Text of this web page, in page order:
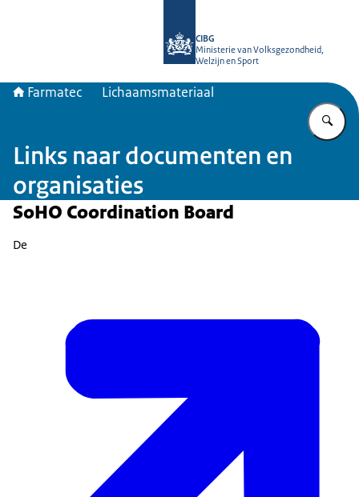
CIBG
Ministerie van Volksgezondheid,
Welzijn en Sport
Farmatec Lichaamsmateriaal
Links naar documenten en
organisaties
SoHO Coordination Board
De